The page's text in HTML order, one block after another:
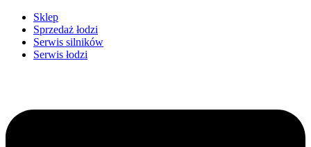
Przejdź
treści
Sklep
Sprzedaż łodzi
Serwis silników
Serwis łodzi